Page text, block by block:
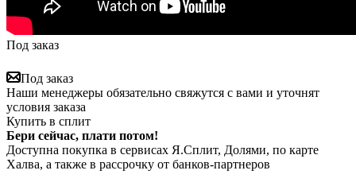
Под заказ
Под заказ
Наши менеджеры обязательно свяжутся с вами и уточнят
условия заказа
Купить в сплит
Бери сейчас, плати потом!
Доступна покупка в сервисах Я.Сплит, Долями, по карте
Халва, а также в рассрочку от банков-партнеров